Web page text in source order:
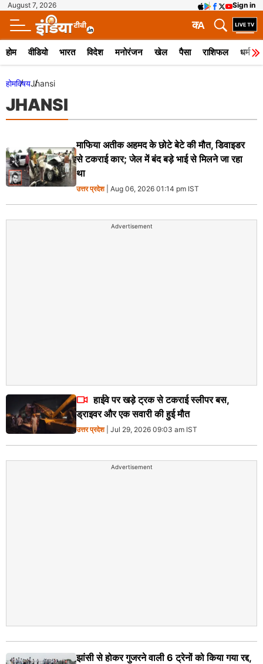
August 7, 2026 Sign in
A
क
होम वीडियो भारत विदेश मनोरंजन खेल पैसा राशिफल धर्म
होमविषयJhansi
JHANSI
माफिया अतीक अहमद के छोटे बेटे की मौत, डिवाइडर
से टकराई कार; जेल में बंद बड़े भाई से मिलने जा रहा
था
उत्तर प्रदेश| Aug 06, 2026 01:14 pm IST
Advertisement
हाईवे पर खड़े ट्रक से टकराई स्लीपर बस,
ड्राइवर और एक सवारी की हुई मौत
उत्तर प्रदेश| Jul 29, 2026 09:03 am IST
Advertisement
झांसी से होकर गुजरने वाली 6 ट्रेनों को किया गया रद्द,